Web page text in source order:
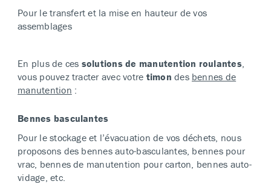
Pour le transfert et la mise en hauteur de vos
assemblages
En plus de ces solutions de manutention roulantes,
vous pouvez tracter avec votre timon des bennes de
manutention :
Bennes basculantes
Pour le stockage et l’évacuation de vos déchets, nous
proposons des bennes auto-basculantes, bennes pour
vrac, bennes de manutention pour carton, bennes auto-
vidage, etc.